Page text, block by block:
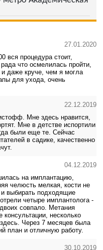
27.01.2020
вся процедура стоит,
что осмелилась пройти,
даже круче, чем я могла
для ухода, очень
22.12.2019
Мне здесь нравится,
Мне в детстве испортили
были еще те. Сейчас
в садике, качественно
04.12.2019
на имплантацию,
челюсть мелкая, кости не
выбирать подходящие
четыре имплантолога -
совпало. Метания
несколько
Через 7 месяцев была
план и отличную работу.
30.10.2019